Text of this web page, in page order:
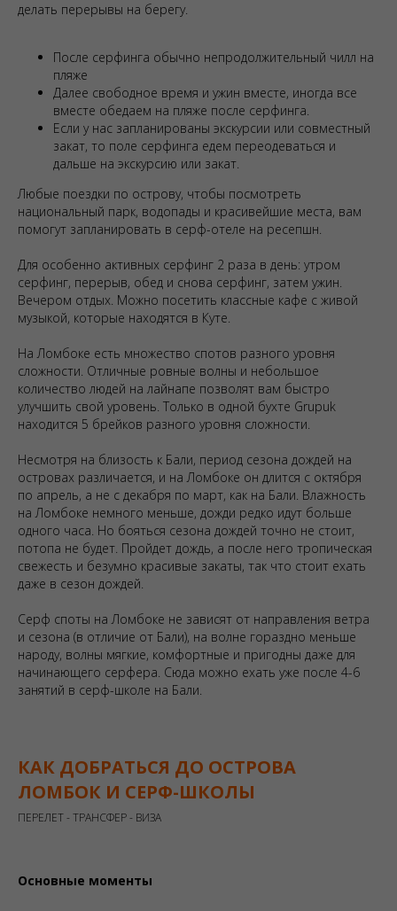
делать перерывы на берегу.
После серфинга обычно непродолжительный чилл на
пляже
Далее свободное время и ужин вместе, иногда все
вместе обедаем на пляже после серфинга.
Если у нас запланированы экскурсии или совместный
закат, то поле серфинга едем переодеваться и
дальше на экскурсию или закат.
Любые поездки по острову, чтобы посмотреть
национальный парк, водопады и красивейшие места, вам
помогут запланировать в серф-отеле на ресепшн.
Для особенно активных серфинг 2 раза в день: утром
серфинг, перерыв, обед и снова серфинг, затем ужин.
Вечером отдых. Можно посетить классные кафе с живой
музыкой, которые находятся в Куте.
На Ломбоке есть множество спотов разного уровня
сложности. Отличные ровные волны и небольшое
количество людей на лайнапе позволят вам быстро
улучшить свой уровень. Только в одной бухте Grupuk
находится 5 брейков разного уровня сложности.
Несмотря на близость к Бали, период сезона дождей на
островах различается, и на Ломбоке он длится с октября
по апрель, а не с декабря по март, как на Бали. Влажность
на Ломбоке немного меньше, дожди редко идут больше
одного часа. Но бояться сезона дождей точно не стоит,
потопа не будет. Пройдет дождь, а после него тропическая
свежесть и безумно красивые закаты, так что стоит ехать
даже в сезон дождей.
Серф споты на Ломбоке не зависят от направления ветра
и сезона (в отличие от Бали), на волне гораздно меньше
народу, волны мягкие, комфортные и пригодны даже для
начинающего серфера. Сюда можно ехать уже после 4-6
занятий в серф-школе на Бали.
КАК ДОБРАТЬСЯ ДО ОСТРОВА
ЛОМБОК И СЕРФ-ШКОЛЫ
ПЕРЕЛЕТ - ТРАНСФЕР - ВИЗА
Основные моменты